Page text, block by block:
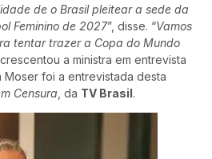
de o Brasil pleitear a sede da
Feminino de 2027”, disse. “Vamos
tentar trazer a Copa do Mundo
a ministra em entrevista
Moser foi a entrevistada desta
Censura , da TV Brasil.